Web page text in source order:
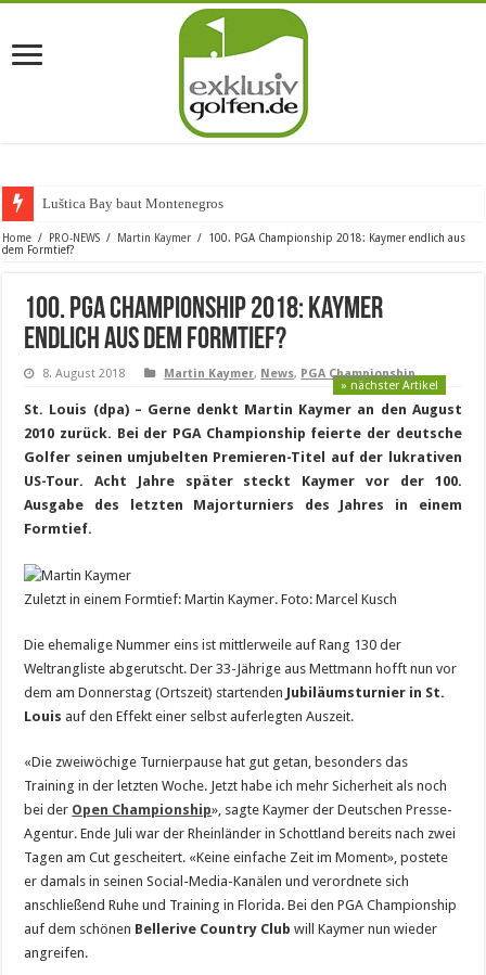
Luštica Bay baut Montenegros erste
Home / PRO-NEWS / Martin Kaymer /
100. PGA Championship 2018: Kaymer endlich aus
dem Formtief?
100. PGA Championship 2018: Kaymer
endlich aus dem Formtief?
8. August 2018 Martin Kaymer, News, PGA Championship
» nächster Artikel
St. Louis (dpa) – Gerne denkt Martin Kaymer an den August
2010 zurück. Bei der PGA Championship feierte der deutsche
Golfer seinen umjubelten Premieren-Titel auf der lukrativen
US-Tour. Acht Jahre später steckt Kaymer vor der 100.
Ausgabe des letzten Majorturniers des Jahres in einem
Formtief.
Zuletzt in einem Formtief: Martin Kaymer. Foto: Marcel Kusch
Die ehemalige Nummer eins ist mittlerweile auf Rang 130 der
Weltrangliste abgerutscht. Der 33-Jährige aus Mettmann hofft nun vor
dem am Donnerstag (Ortszeit) startenden Jubiläumsturnier in St.
Louis auf den Effekt einer selbst auferlegten Auszeit.
«Die zweiwöchige Turnierpause hat gut getan, besonders das
Training in der letzten Woche. Jetzt habe ich mehr Sicherheit als noch
bei der Open Championship», sagte Kaymer der Deutschen Presse-
Agentur. Ende Juli war der Rheinländer in Schottland bereits nach zwei
Tagen am Cut gescheitert. «Keine einfache Zeit im Moment», postete
er damals in seinen Social-Media-Kanälen und verordnete sich
anschließend Ruhe und Training in Florida. Bei den PGA Championship
auf dem schönen Bellerive Country Club will Kaymer nun wieder
angreifen.